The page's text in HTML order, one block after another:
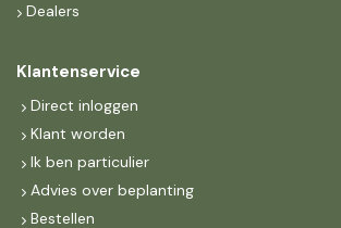
Dealers
Klantenservice
Direct inloggen
Klant worden
Ik ben particulier
Advies over beplanting
Bestellen